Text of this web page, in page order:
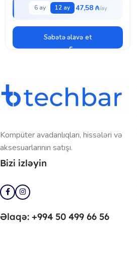
6 ay 12 ay 47,58 ₼
Səbətə əlavə et
Kompüter avadanlıqları, hissələri və
aksesuarlarının satışı.
Bizi izləyin
Əlaqə: +994 50 499 66 56